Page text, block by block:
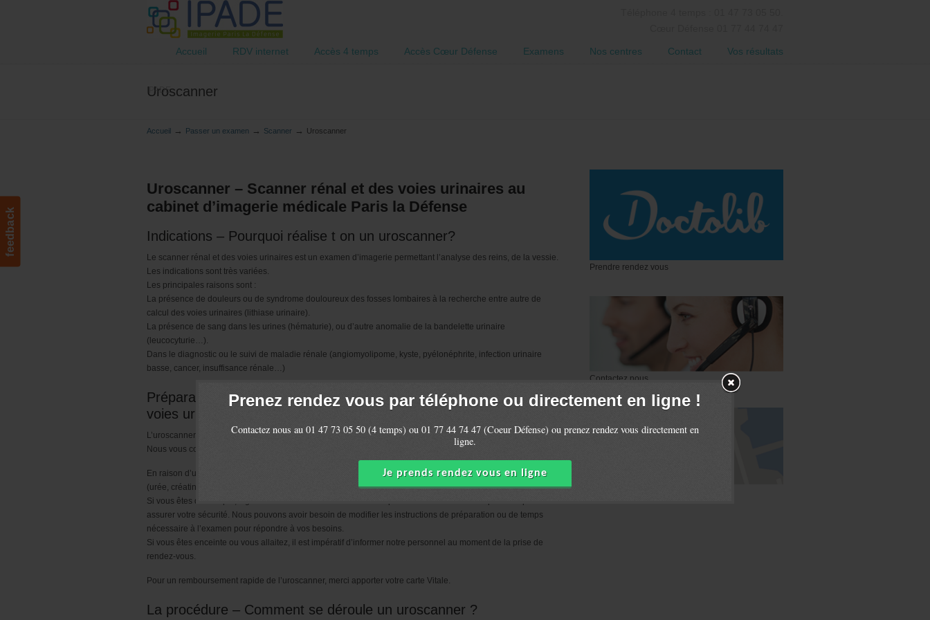
Prenez rendez vous par téléphone ou directement en ligne !
Contactez nous au 01 47 73 05 50 (4 temps) ou 01 77 44 74 47 (Coeur Défense) ou prenez rendez vous directement en
ligne.
Je prends rendez vous en ligne
feedback
IPADE
Accueil RDV internet Accès 4 temps Accès Cœur Défense Examens Nos centres Contact Vos résultats
Uroscanner
Accueil → Passer un examen → Scanner → Uroscanner
Uroscanner – Scanner rénal et des voies urinaires au
cabinet d’imagerie médicale Paris la Défense
Indications – Pourquoi réalise t on un uroscanner?
Le scanner rénal et des voies urinaires est un examen d’imagerie permettant l’analyse des reins, de la vessie.
Les indications sont très variées.
Les principales raisons sont :
La présence de douleurs ou de syndrome douloureux des fosses lombaires à la recherche entre autre de
calcul des voies urinaires (lithiase urinaire).
La présence de sang dans les urines (hématurie), ou d’autre anomalie de la bandelette urinaire
(leucocyturie…).
Dans le diagnostic ou le suivi de maladie rénale (angiomyolipome, kyste, pyélonéphrite, infection urinaire
basse, cancer, insuffisance rénale…)
Préparation – Que faire avant un scanner rénal, vésical et des
voies urinaires au cabinet de radiologie Paris La Défense?
L’uroscanner est réalisé dans la majorité des cas avec injection de produit de contraste iodé.
Nous vous conseillons d’être à jeun(ne rien manger ni boire) pendant 2 heures avant votre rendez-vous.
En raison d’une injection de produit de contraste, une prise de sang pour l’étude de votre fonction rénale
(urée, créatinine) vous sera parfois demandé.
Si vous êtes diabétique, signalez le à notre secrétariat lors de la prise de rendez vous afin que nous puissions
assurer votre sécurité. Nous pouvons avoir besoin de modifier les instructions de préparation ou de temps
nécessaire à l’examen pour répondre à vos besoins.
Si vous êtes enceinte ou vous allaitez, il est impératif d’informer notre personnel au moment de la prise de
rendez-vous.
Pour un remboursement rapide de l’uroscanner, merci apporter votre carte Vitale.
La procédure – Comment se déroule un uroscanner ?
Prendre rendez vous
Contactez nous